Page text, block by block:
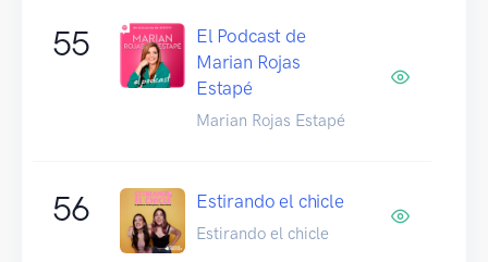
55
El Podcast de
Marian Rojas
Estapé
Marian Rojas Estapé
56 Estirando el chicle
Estirando el chicle